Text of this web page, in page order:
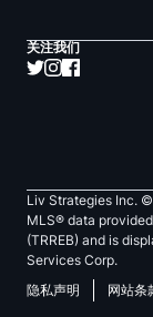
关注我们
Liv Strategies Inc. ©
MLS® data
(TRREB) and is
Services Corp.
隐私声明
网站条